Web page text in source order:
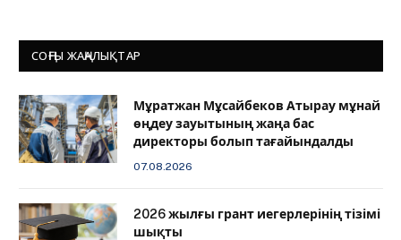
СОҢҒЫ ЖАҢАЛЫҚТАР
Мұратжан Мұсайбеков Атырау мұнай
өңдеу зауытының жаңа бас
директоры болып тағайындалды
07.08.2026
2026 жылғы грант иегерлерінің тізімі
шықты